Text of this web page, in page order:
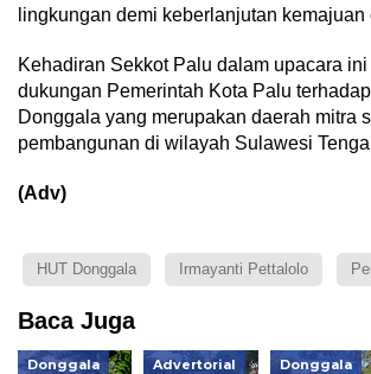
lingkungan demi keberlanjutan kemajuan
Kehadiran Sekkot Palu dalam upacara
dukungan Pemerintah Kota Palu
Donggala yang merupakan daerah mitra
pembangunan di wilayah Sulawesi
(Adv)
HUT Donggala Irmayanti Pettalolo
Baca Juga
Donggala Advertorial Donggala